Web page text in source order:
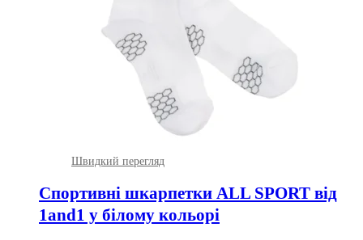
Швидкий перегляд
Спортивні шкарпетки ALL SPORT від
1and1 у білому кольорі